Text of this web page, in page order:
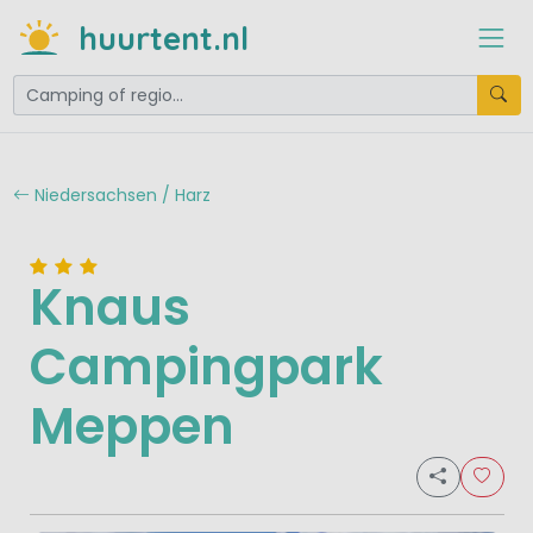
huurtent.nl
Niedersachsen / Harz
Knaus
Campingpark
Meppen